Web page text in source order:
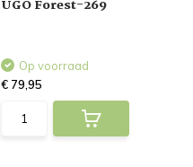
UGO Forest-269
Op voorraad
€ 79,95